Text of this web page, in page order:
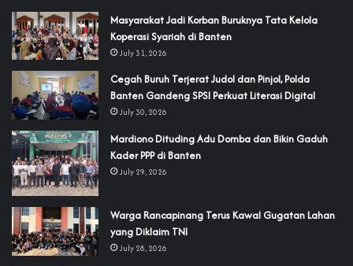
‎Masyarakat Jadi Korban Buruknya Tata Kelola
Koperasi Syariah di Banten
July 31, 2026
Cegah Buruh Terjerat Judol dan Pinjol, Polda
Banten Gandeng SPSI Perkuat Literasi Digital
July 30, 2026
‎Mardiono Dituding Adu Domba dan Bikin Gaduh
Kader PPP di Banten
July 29, 2026
‎Warga Rancapinang Terus Kawal Gugatan Lahan
yang Diklaim TNI‎‎
July 28, 2026